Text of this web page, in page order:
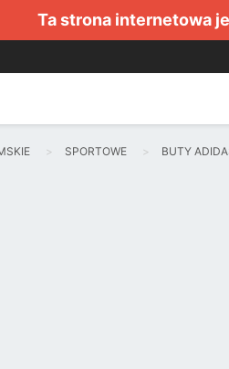
Ta strona internetowa
SPORTOWE BUTY